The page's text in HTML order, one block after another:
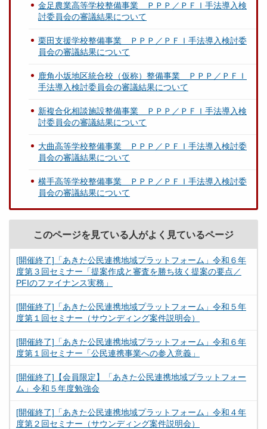
金足農業高等学校整備事業 ＰＰＰ／ＰＦＩ手法導入検
討委員会の審議結果について
栗田支援学校整備事業 ＰＰＰ／ＰＦＩ手法導入検討委
員会の審議結果について
鹿角小坂地区統合校（仮称）整備事業 ＰＰＰ／ＰＦＩ
手法導入検討委員会の審議結果について
新複合化相談施設整備事業 ＰＰＰ／ＰＦＩ手法導入検
討委員会の審議結果について
大曲高等学校整備事業 ＰＰＰ／ＰＦＩ手法導入検討委
員会の審議結果について
横手高等学校整備事業 ＰＰＰ／ＰＦＩ手法導入検討委
員会の審議結果について
このページを見ている人がよく見ているページ
[開催終了]「あきた公民連携地域プラットフォーム」令和６年
度第３回セミナー「提案作成と審査を勝ち抜く提案の要点／
PFIのファイナンス実務」
[開催終了]「あきた公民連携地域プラットフォーム」令和５年
度第１回セミナー（サウンディング案件説明会）
[開催終了]「あきた公民連携地域プラットフォーム」令和６年
度第１回セミナー「公民連携事業への参入意義」
[開催終了]【会員限定】「あきた公民連携地域プラットフォー
ム」令和５年度勉強会
[開催終了]「あきた公民連携地域プラットフォーム」令和４年
度第２回セミナー（サウンディング案件説明会）